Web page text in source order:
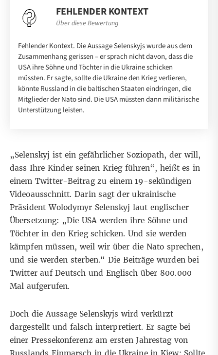
FEHLENDER KONTEXT
Über diese Bewertung
Fehlender Kontext. Die Aussage Selenskyjs wurde aus dem
Zusammenhang gerissen – er sprach nicht davon, dass die
USA ihre Söhne und Töchter in die Ukraine schicken
müssten. Er sagte, sollte die Ukraine den Krieg verlieren,
könnte Russland in die baltischen Staaten eindringen, die
Mitglieder der Nato sind. Die USA müssten dann militärische
Unterstützung leisten.
„Selenskyj ist ein gefährlicher Soziopath, der will,
dass Ihre Kinder seinen Krieg führen“, heißt es in
einem Twitter-Beitrag zu einem 19-sekündigen
Videoausschnitt. Darin sagt der ukrainische
Präsident Wolodymyr Selenskyj laut englischer
Übersetzung: „Die USA werden ihre Söhne und
Töchter in den Krieg schicken. Und sie werden
kämpfen müssen, weil wir über die Nato sprechen,
und sie werden sterben.“ Die Beiträge wurden bei
Twitter aufDeutsch und Englisch über 800.000
Mal aufgerufen.
Doch die Aussage Selenskyjs wird verkürzt
dargestellt und falsch interpretiert. Er sagte bei
einer Pressekonferenz am ersten Jahrestag von